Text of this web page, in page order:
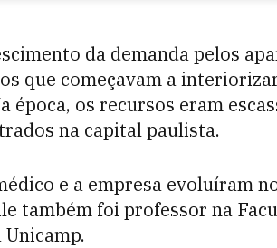
da demanda pelos
que começavam a
época, os recursos eram
na capital paulista.
e a empresa evoluíram
também foi professor na
Unicamp.